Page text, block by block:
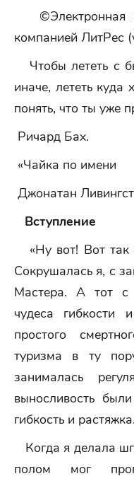
©Электронная
компанией ЛитРес
Чтобы лететь с
иначе, лететь куда
понять, что ты уже
Ричард Бах.
«Чайка по имени
Джонатан
Вступление
«Ну вот! Вот так
Сокрушалась я, с
Мастера. А тот с
чудеса
простого
туризма в ту
занималась
выносливость
гибкость и
Когда я делала
полом мог